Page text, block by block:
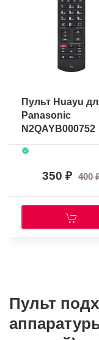
Пульт Huayu
Panasonic
N2QAYB000752
350 400
Пульт